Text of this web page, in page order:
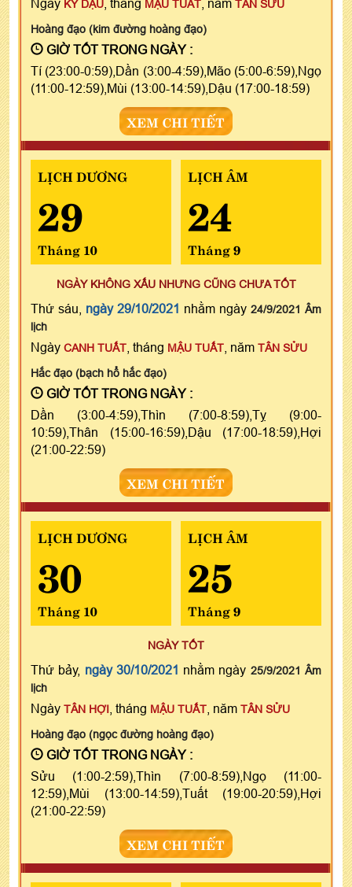
Ngày KỶ DẬU , tháng MẬU TUẤT , năm TÂN SỬU
Hoàng đạo (kim đường hoàng đạo)
GIỜ TỐT TRONG NGÀY :
Tí (23:00-0:59),Dần (3:00-4:59),Mão (5:00-6:59),Ngọ
(11:00-12:59),Mùi (13:00-14:59),Dậu (17:00-18:59)
XEM CHI TIẾT
LỊCH DƯƠNG
29
Tháng 10
LỊCH ÂM
24
Tháng 9
NGÀY KHÔNG XẤU NHƯNG CŨNG CHƯA TỐT
Thứ sáu, ngày 29/10/2021 nhằm ngày 24/9/2021 Âm
lịch
Ngày CANH TUẤT , tháng MẬU TUẤT , năm TÂN SỬU
Hắc đạo (bạch hổ hắc đạo)
GIỜ TỐT TRONG NGÀY :
Dần (3:00-4:59),Thìn (7:00-8:59),Tỵ (9:00-
10:59),Thân (15:00-16:59),Dậu (17:00-18:59),Hợi
(21:00-22:59)
XEM CHI TIẾT
LỊCH DƯƠNG
30
Tháng 10
LỊCH ÂM
25
Tháng 9
NGÀY TỐT
Thứ bảy, ngày 30/10/2021 nhằm ngày 25/9/2021 Âm
lịch
Ngày TÂN HỢI , tháng MẬU TUẤT , năm TÂN SỬU
Hoàng đạo (ngọc đường hoàng đạo)
GIỜ TỐT TRONG NGÀY :
Sửu (1:00-2:59),Thìn (7:00-8:59),Ngọ (11:00-
12:59),Mùi (13:00-14:59),Tuất (19:00-20:59),Hợi
(21:00-22:59)
XEM CHI TIẾT